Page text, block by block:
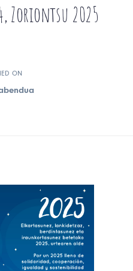
Zoriontsu 2025
ON